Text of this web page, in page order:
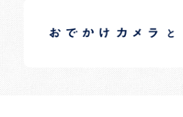
日常の様子など随時更新中です。